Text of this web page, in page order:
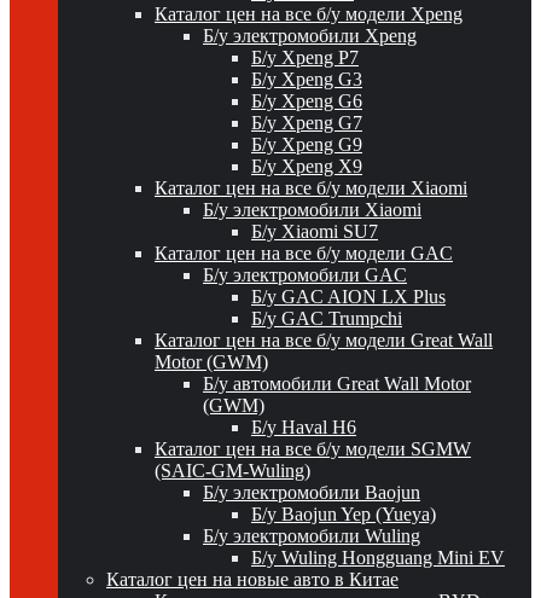
Каталог цен на все б/у модели Xpeng
Б/у электромобили Xpeng
Б/у Xpeng P7
Б/у Xpeng G3
Б/у Xpeng G6
Б/у Xpeng G7
Б/у Xpeng G9
Б/у Xpeng X9
Каталог цен на все б/у модели Xiaomi
Б/у электромобили Xiaomi
Б/у Xiaomi SU7
Каталог цен на все б/у модели GAC
Б/у электромобили GAC
Б/у GAC AION LX Plus
Б/у GAC Trumpchi
Каталог цен на все б/у модели Great Wall
Motor (GWM)
Б/у автомобили Great Wall Motor
(GWM)
Б/у Haval H6
Каталог цен на все б/у модели SGMW
(SAIC-GM-Wuling)
Б/у электромобили Baojun
Б/у Baojun Yep (Yueya)
Б/у электромобили Wuling
Б/у Wuling Hongguang Mini EV
Каталог цен на новые авто в Китае